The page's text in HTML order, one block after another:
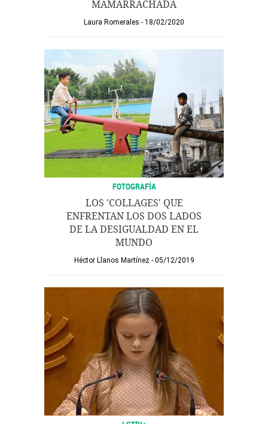
MAMARRACHADA
Laura Romerales 18/02/2020
FOTOGRAFÍA
LOS 'COLLAGES' QUE
ENFRENTAN LOS DOS LADOS
DE LA DESIGUALDAD EN EL
MUNDO
Héctor Llanos Martínez 05/12/2019